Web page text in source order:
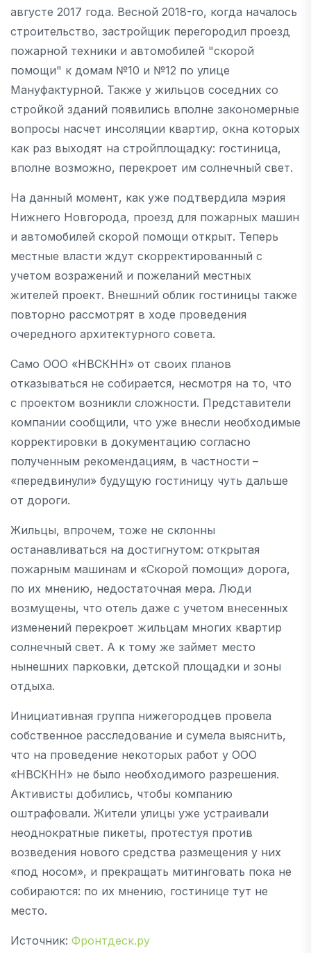
августе 2017 года. Весной 2018-го, когда началось
строительство, застройщик перегородил проезд
пожарной техники и автомобилей "скорой
помощи" к домам №10 и №12 по улице
Мануфактурной. Также у жильцов соседних со
стройкой зданий появились вполне закономерные
вопросы насчет инсоляции квартир, окна которых
как раз выходят на стройплощадку: гостиница,
вполне возможно, перекроет им солнечный свет.
На данный момент, как уже подтвердила мэрия
Нижнего Новгорода, проезд для пожарных машин
и автомобилей скорой помощи открыт. Теперь
местные власти ждут скорректированный с
учетом возражений и пожеланий местных
жителей проект. Внешний облик гостиницы также
повторно рассмотрят в ходе проведения
очередного архитектурного совета.
Само ООО «НВСКНН» от своих планов
отказываться не собирается, несмотря на то, что
с проектом возникли сложности. Представители
компании сообщили, что уже внесли необходимые
корректировки в документацию согласно
полученным рекомендациям, в частности –
«передвинули» будущую гостиницу чуть дальше
от дороги.
Жильцы, впрочем, тоже не склонны
останавливаться на достигнутом: открытая
пожарным машинам и «Скорой помощи» дорога,
по их мнению, недостаточная мера. Люди
возмущены, что отель даже с учетом внесенных
изменений перекроет жильцам многих квартир
солнечный свет. А к тому же займет место
нынешних парковки, детской площадки и зоны
отдыха.
Инициативная группа нижегородцев провела
собственное расследование и сумела выяснить,
что на проведение некоторых работ у ООО
«НВСКНН» не было необходимого разрешения.
Активисты добились, чтобы компанию
оштрафовали. Жители улицы уже устраивали
неоднократные пикеты, протестуя против
возведения нового средства размещения у них
«под носом», и прекращать митинговать пока не
собираются: по их мнению, гостинице тут не
место.
Источник: Фронтдеск.ру